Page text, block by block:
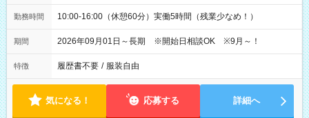
勤務時間 10:00-16:00（休憩60分）実働5時間（残業少なめ！）
期間 2026年09月01日～長期 ※開始日相談OK ※9月～！
特徴 履歴書不要 / 服装自由
気になる！ 応募する 詳細へ